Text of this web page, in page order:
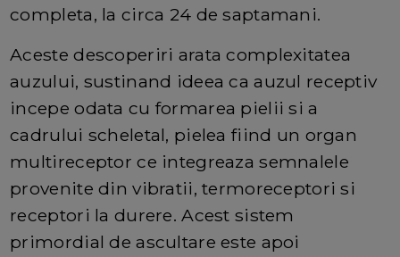
completa, la circa 24 de saptamani.
Aceste descoperiri arata complexitatea
auzului, sustinand ideea ca auzul receptiv
incepe odata cu formarea pielii si a
cadrului scheletal, pielea fiind un organ
multireceptor ce integreaza semnalele
provenite din vibratii, termoreceptori si
receptori la durere. Acest sistem
primordial de ascultare este apoi